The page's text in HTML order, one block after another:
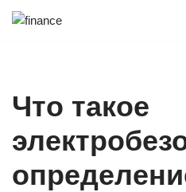
Что такое